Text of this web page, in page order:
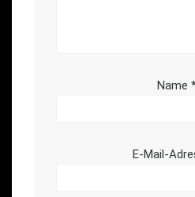
Name
E-Mail-